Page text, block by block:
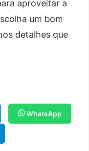
aproveitar a
um bom
detalhes que
WhatsApp